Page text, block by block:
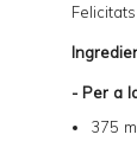
- Per a
375